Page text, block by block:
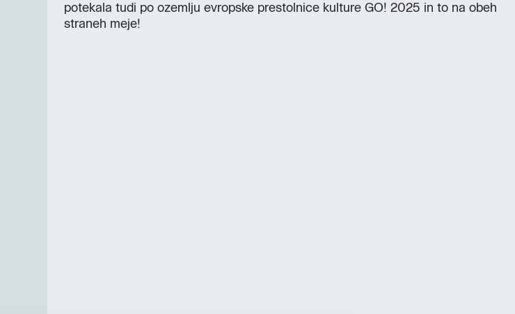
potekala tudi po ozemlju evropske prestolnice kulture GO! 2025 in to na obeh
straneh meje!